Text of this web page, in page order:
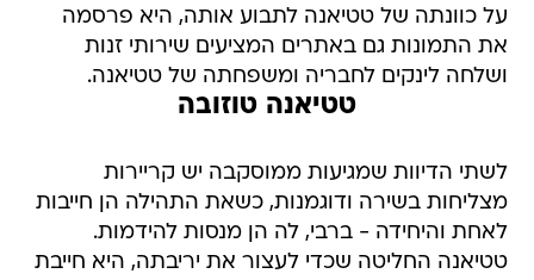
ושלחה לינקים לחבריה ומשפחתה של טטיאנה.
טטיאנה טוזובה
לשתי הדיוות שמגיעות ממוסקבה יש קריירות
לאחת והיחידה - ברבי, לה הן מנסות להידמות.
טטיאנה החליטה שכדי לעצור את יריבתה, היא חייבת
לסמוך על החוק, "כל מה שהיא עשתה זה למחוק את
השם שלי ולשים את שלה", התלוננה טטיאנה, "אחרי